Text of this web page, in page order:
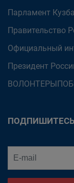
Парламент
Правительство
Официальный
Президент